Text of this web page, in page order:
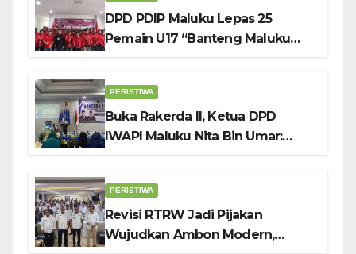
DPD PDIP Maluku Lepas 25
Pemain U17 “Banteng Maluku
PERISTIWA
Buka Rakerda II, Ketua DPD
IWAPI Maluku Nita Bin Umar:
PERISTIWA
Revisi RTRW Jadi Pijakan
Wujudkan Ambon Modern,